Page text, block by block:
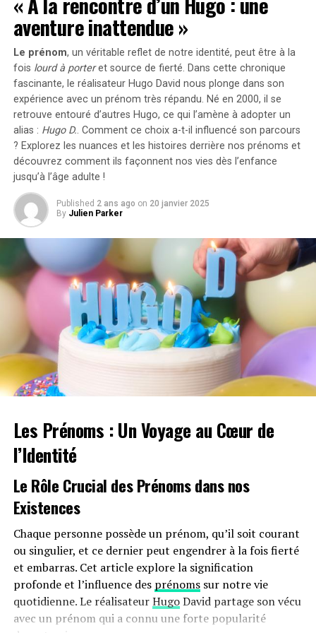
LaHi-Fi Listening Room Dream No.1
programmée par l’artiste new-yorkais Devon Turnbull,
offre un espace méditatif au sein de l’exposition,
permettant d’écouter des vinyles avec un programme
évolutif de musique inédite, incluant des pressages
exclusifs et des prises de studio.
Depuis le début de l’exposition,Hi-Fi Listening Room
Dream No.1
a accueilli des sessions d’écoute avec des
artistes et des sélectionneurs tels que Haseeb Iqbal et
Charlie Dark.
Une nouvelle œuvre de Theaster Gates,Amplified
présente comme une installation sonore durant la
aventure inattendue »
Le prénom, un véritable reflet de notre identité, peut être à la
fois lourd à porteret source de fierté. Dans cette chronique
fascinante, le réalisateur Hugo David nous plonge dans son
expérience avec un prénom très répandu. Né en 2000, il se
retrouve entouré d’autres Hugo, ce qui l’amène à adopter un
alias : Hugo D.. Comment ce choix a-t-il influencé son parcours
? Explorez les nuances et les histoires derrière nos prénoms et
découvrez comment ils façonnent nos vies dès l’enfance
jusqu’à l’âge adulte !
Published 2 ans ago on 20 janvier 2025
By Julien Parker
Les Prénoms : Un Voyage au Cœur de
l’Identité
Le Rôle Crucial des Prénoms dans nos
Existences
Chaque personne possède un prénom, qu’il soit courant
ou singulier, et ce dernier peut engendrer à la fois fierté
et embarras. Cet article explore la signification
profonde et l’influence des prénomssur notre vie
quotidienne. Le réalisateurHugoDavid partage son vécu
avec un prénom qui a connu une forte popularité